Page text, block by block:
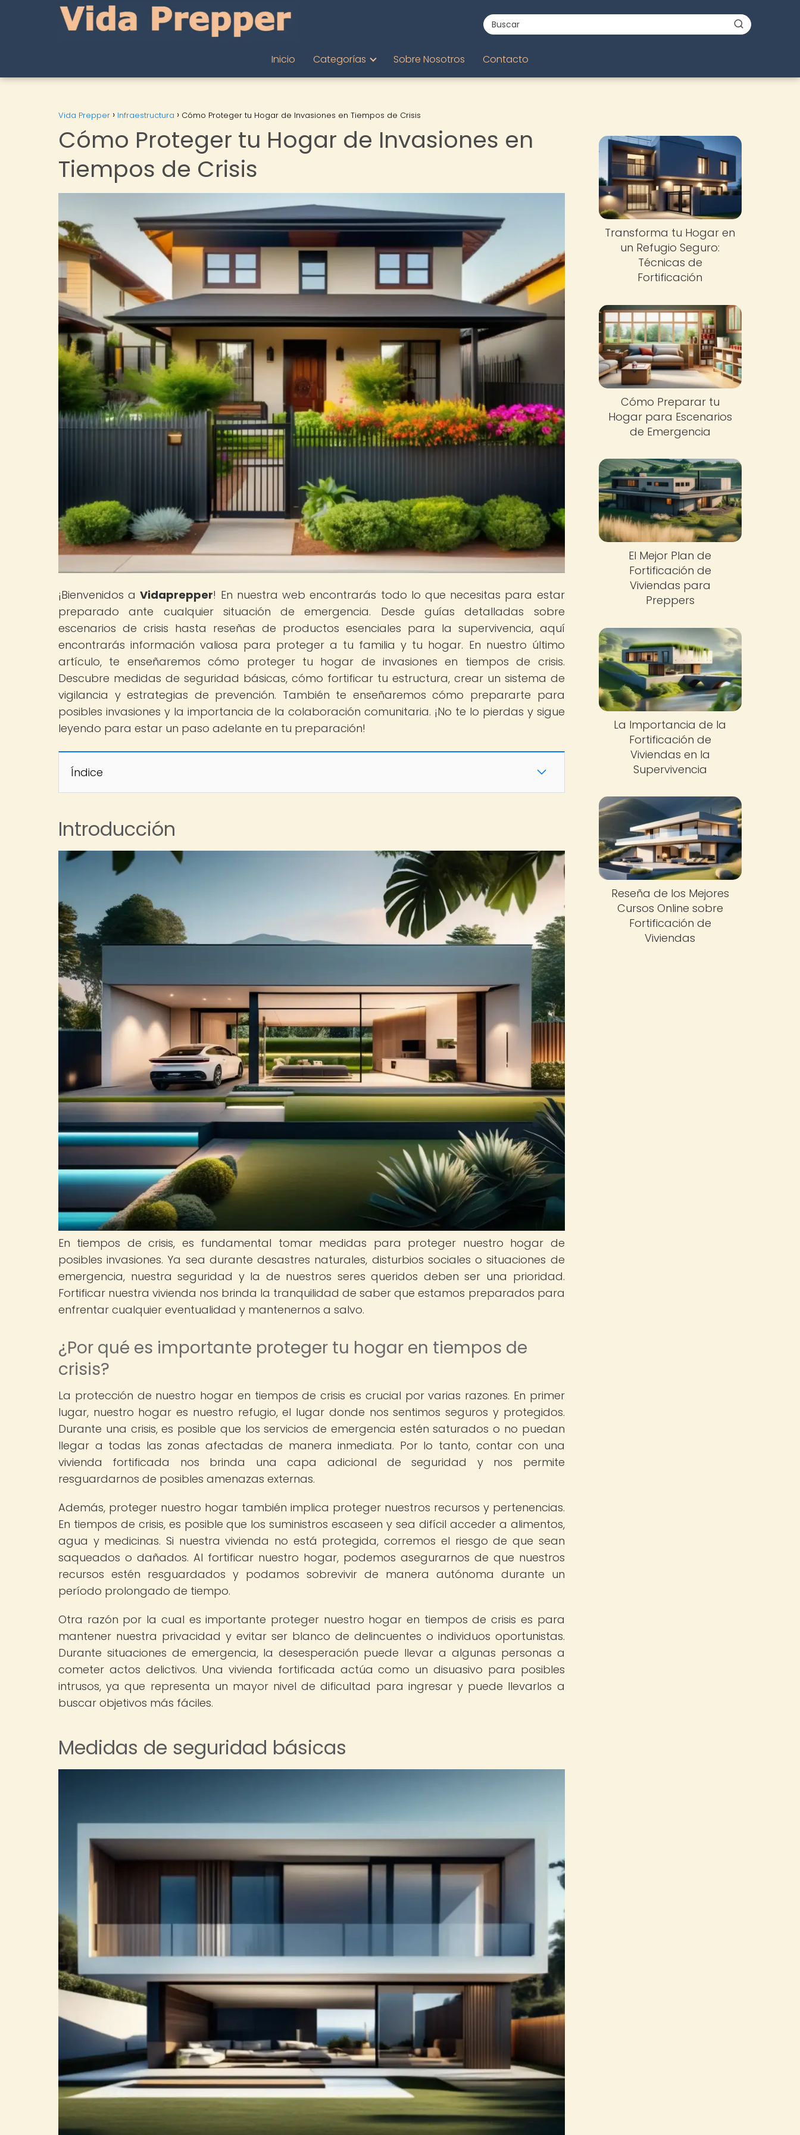
Inicio Categorías Sobre Nosotros Contacto
Vida Prepper Infraestructura Cómo Proteger tu Hogar de Invasiones en Tiempos de Crisis
Cómo Proteger tu Hogar de Invasiones en
Tiempos de Crisis
¡Bienvenidos aVidaprepper! En nuestra web encontrarás todo lo que necesitas para estar
preparado ante cualquier situación de emergencia. Desde guías detalladas sobre
escenarios de crisis hasta reseñas de productos esenciales para la supervivencia, aquí
encontrarás información valiosa para proteger a tu familia y tu hogar. En nuestro último
artículo, te enseñaremos cómo proteger tu hogar de invasiones en tiempos de crisis.
Descubre medidas de seguridad básicas, cómo fortificar tu estructura, crear un sistema de
vigilancia y estrategias de prevención. También te enseñaremos cómo prepararte para
posibles invasiones y la importancia de la colaboración comunitaria. ¡No te lo pierdas y sigue
leyendo para estar un paso adelante en tu preparación!
Índice
Introducción
En tiempos de crisis, es fundamental tomar medidas para proteger nuestro hogar de
posibles invasiones. Ya sea durante desastres naturales, disturbios sociales o situaciones de
emergencia, nuestra seguridad y la de nuestros seres queridos deben ser una prioridad.
Fortificar nuestra vivienda nos brinda la tranquilidad de saber que estamos preparados para
enfrentar cualquier eventualidad y mantenernos a salvo.
¿Por qué es importante proteger tu hogar en tiempos de
crisis?
La protección de nuestro hogar en tiempos de crisis es crucial por varias razones. En primer
lugar, nuestro hogar es nuestro refugio, el lugar donde nos sentimos seguros y protegidos.
Durante una crisis, es posible que los servicios de emergencia estén saturados o no puedan
llegar a todas las zonas afectadas de manera inmediata. Por lo tanto, contar con una
vivienda fortificada nos brinda una capa adicional de seguridad y nos permite
resguardarnos de posibles amenazas externas.
Además, proteger nuestro hogar también implica proteger nuestros recursos y pertenencias.
En tiempos de crisis, es posible que los suministros escaseen y sea difícil acceder a alimentos,
agua y medicinas. Si nuestra vivienda no está protegida, corremos el riesgo de que sean
saqueados o dañados. Al fortificar nuestro hogar, podemos asegurarnos de que nuestros
recursos estén resguardados y podamos sobrevivir de manera autónoma durante un
período prolongado de tiempo.
Otra razón por la cual es importante proteger nuestro hogar en tiempos de crisis es para
mantener nuestra privacidad y evitar ser blanco de delincuentes o individuos oportunistas.
Durante situaciones de emergencia, la desesperación puede llevar a algunas personas a
cometer actos delictivos. Una vivienda fortificada actúa como un disuasivo para posibles
intrusos, ya que representa un mayor nivel de dificultad para ingresar y puede llevarlos a
buscar objetivos más fáciles.
Medidas de seguridad básicas
Transforma tu Hogar en
un Refugio Seguro:
Técnicas de
Fortificación
Cómo Preparar tu
Hogar para Escenarios
de Emergencia
El Mejor Plan de
Fortificación de
Viviendas para
Preppers
La Importancia de la
Fortificación de
Viviendas en la
Supervivencia
Reseña de los Mejores
Cursos Online sobre
Fortificación de
Viviendas